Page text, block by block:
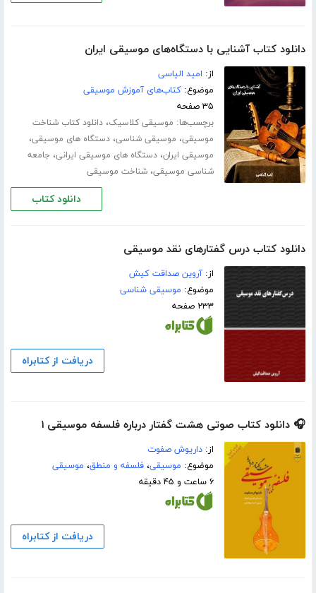
دانلود کتاب آشنایی با دستگاه‌های موسیقی ایران
از: امید الیاسی
موضوع:کتاب‌های آموزش موسیقی
۳۵ صفحه
برچسب‌ها: موسیقی کلاسیک،دانلود کتاب شناخت
موسیقی، موسیقی شناسی،دستگاه های موسیقی،
موسیقی ایران،دستگاه های موسیقی ایرانی، جامعه
شناسی موسیقی،شناخت موسیقی
دانلود کتاب
دانلود کتاب درس گفتارهای نقد موسیقی
از:آروین صداقت کیش
موضوع: موسیقی شناسی
۲۳۳ صفحه
دریافت از کتابراه
🎧 دانلود کتاب صوتی هشت گفتار درباره فلسفه موسیقی ۱
از:داریوش صفوت
موضوع: موسیقی،فلسفه و منطق، موسیقی
۶ ساعت و ۴۵ دقیقه
دریافت از کتابراه